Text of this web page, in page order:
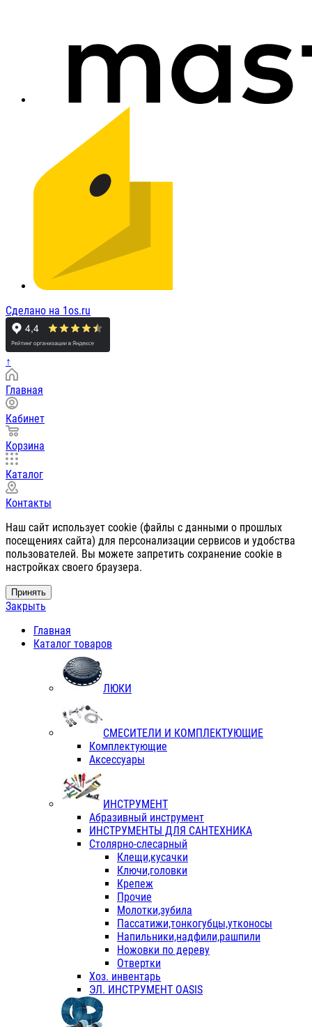
Сделано на 1os.ru
↑
Главная
Кабинет
Корзина
Каталог
Контакты
Наш сайт использует cookie (файлы с данными о прошлых
посещениях сайта) для персонализации сервисов и удобства
пользователей. Вы можете запретить сохранение cookie в
настройках своего браузера.
Принять
Закрыть
Главная
Каталог товаров
ЛЮКИ
СМЕСИТЕЛИ И КОМПЛЕКТУЮЩИЕ
Комплектующие
Аксессуары
ИНСТРУМЕНТ
Абразивный инструмент
ИНСТРУМЕНТЫ ДЛЯ САНТЕХНИКА
Столярно-слесарный
Клещи,кусачки
Ключи,головки
Крепеж
Прочие
Молотки,зубила
Пассатижи,тонкогубцы,утконосы
Напильники,надфили,рашпили
Ножовки по дереву
Отвертки
Хоз. инвентарь
ЭЛ. ИНСТРУМЕНТ OASIS